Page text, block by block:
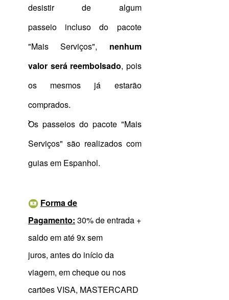
desistir de algum
passeio incluso do pacote
"Mais Serviços", nenhum
valor será reembolsado, pois
os mesmos já estarão
comprados.
Os passeios do pacote "Mais
Serviços" são realizados com
guias em Espanhol.
Forma de
Pagamento: 30% de entrada +
saldoem até 9xsem
juros, antes do início da
viagem, em cheque ou nos
cartões VISA, MASTERCARD